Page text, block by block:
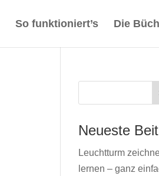
So funktioniert’s Die
Neueste
Leuchtturm
lernen – ganz